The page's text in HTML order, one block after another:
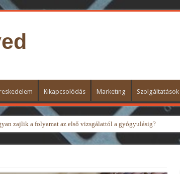
Kikapcsolódás Marketing Szolgáltatások
zajlik a folyamat az első vizsgálattól a gyógyulásig?